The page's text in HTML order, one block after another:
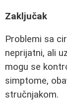
Zaključak
Problemi sa
neprijatni, ali
mogu se
simptome,
stručnjakom.